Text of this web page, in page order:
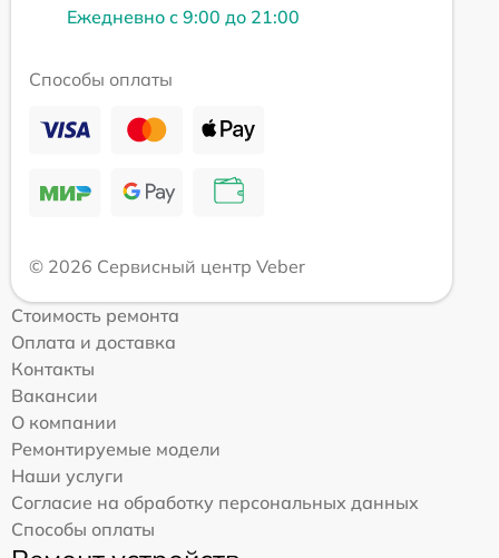
Ежедневно с 9:00 до 21:00
Способы оплаты
© 2026 Сервисный центр Veber
Стоимость ремонта
Оплата и доставка
Контакты
Вакансии
О компании
Ремонтируемые модели
Наши услуги
Согласие на обработку персональных данных
Способы оплаты